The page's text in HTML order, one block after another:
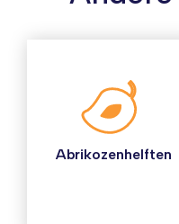
Abrikozenhelften